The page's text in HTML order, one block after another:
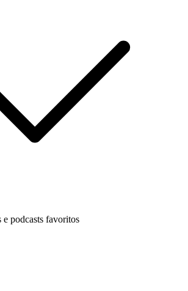
e podcasts favoritos